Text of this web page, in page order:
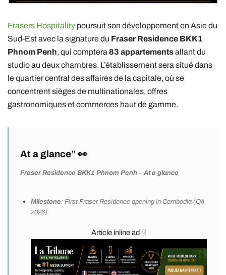
Frasers Hospitality poursuit son développement en Asie du
Sud-Est avec la signature du Fraser Residence BKK1
Phnom Penh, qui comptera83 appartementsallant du
studio au deux chambres. L’établissement sera situé dans
le quartier central des affaires de la capitale, où se
concentrent sièges de multinationales, offres
gastronomiques et commerces haut de gamme.
At a glance” 👀
Fraser Residence BKK1 Phnom Penh – At a glance
Milestone: First Fraser Residence opening in Cambodia (Q4
2026).
Article inline ad ☟